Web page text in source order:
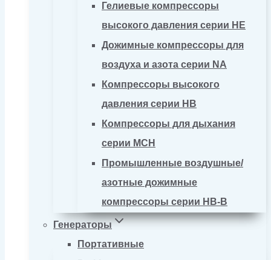
Гелиевые компрессоры
высокого давления серии HE
Дожимные компрессоры для
воздуха и азота серии NA
Компрессоры высокого
давления серии HB
Компрессоры для дыхания
серии MCH
Промышленные воздушные/
азотные дожимные
компрессоры серии HB-B
Генераторы
Портативные